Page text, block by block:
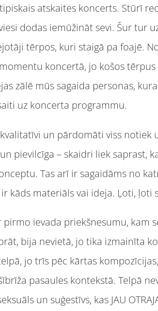
atskaites koncerts. Stūrī
dodas iemūžināt sevi. Šur tur
tērpos, kuri staigā pa foajē.
koncertā, jo košos
zālē mūs sagaida personas,
uz koncerta programmu.
un pārdomāti viss
pievilcīga – skaidri liek saprast,
Tas arī ir sagaidāms no
kāds materiāls vai ideja. Ļoti, ļoti
ievada priekšnesumu, kam
bija nevietā, jo tika izmainīta
jo trīs pēc kārtas
pasaules kontekstā. Telpā
un suģestīvs, kas JAU